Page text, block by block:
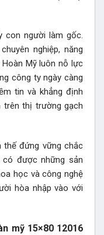
con người làm gốc.
nghiệp, năng
Mỹ luôn nỗ lực
công ty ngày càng
tin và khẳng định
trên thị trường gạch
thế đứng vững chắc
được những sản
học và công nghệ
hòa nhập vào với
mỹ 15×80 12016